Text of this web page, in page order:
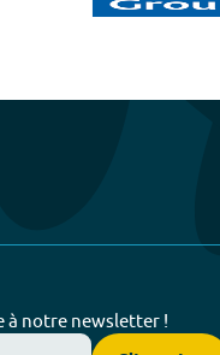
à notre newsletter !